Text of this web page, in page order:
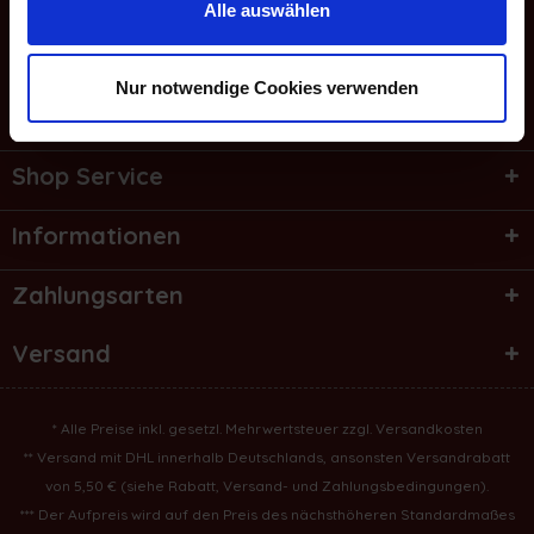
Alle auswählen
Nur notwendige Cookies verwenden
Service Hotline
Bestellung widerrufen
Shop Service
Informationen
Zahlungsarten
Versand
* Alle Preise inkl. gesetzl. Mehrwertsteuer zzgl. Versandkosten
** Versand mit DHL innerhalb Deutschlands, ansonsten Versandrabatt
von 5,50 € (siehe Rabatt, Versand- und Zahlungsbedingungen).
*** Der Aufpreis wird auf den Preis des nächsthöheren Standardmaßes